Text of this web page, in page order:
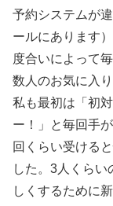
予約システムが
ールにあります
度合いによって
数人のお気に入
私も最初は「初
ー！」と毎回手
回くらい受ける
した。3人くら
しくするために